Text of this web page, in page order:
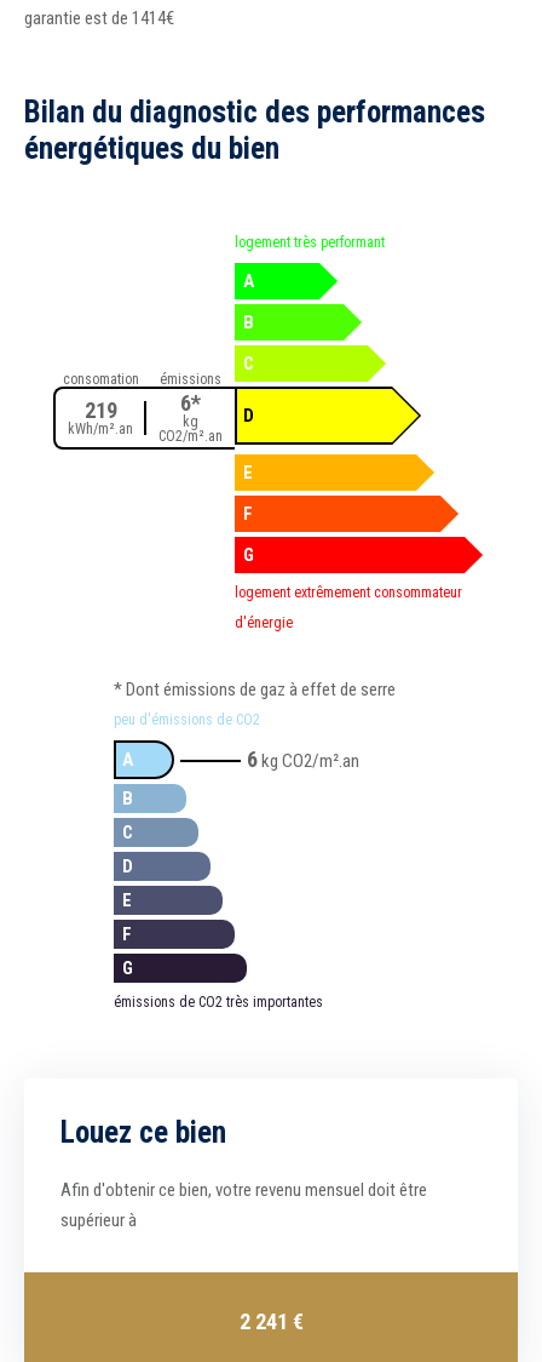
garantie est de 1414€
Bilan du diagnostic des performances
énergétiques du bien
logement très performant
A
B
C
consomation
219
kWh/m².an
émissions
6*
kg
CO2/m².an
D
E
F
G
logement extrêmement consommateur
d'énergie
* Dont émissions de gaz à effet de serre
peu d'émissions de CO2
A 6kg CO2/m².an
B
C
D
E
F
G
émissions de CO2 très importantes
Louez ce bien
Afin d'obtenir ce bien, votre revenu mensuel doit être
supérieur à
2 241 €